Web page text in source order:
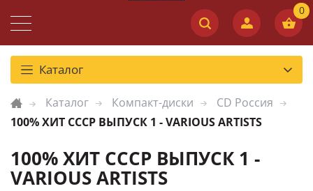
Каталог
Каталог Компакт-диски
CD Россия
100% ХИТ СССР ВЫПУСК 1 - VARIOUS ARTISTS
100% ХИТ СССР ВЫПУСК 1 -
VARIOUS ARTISTS